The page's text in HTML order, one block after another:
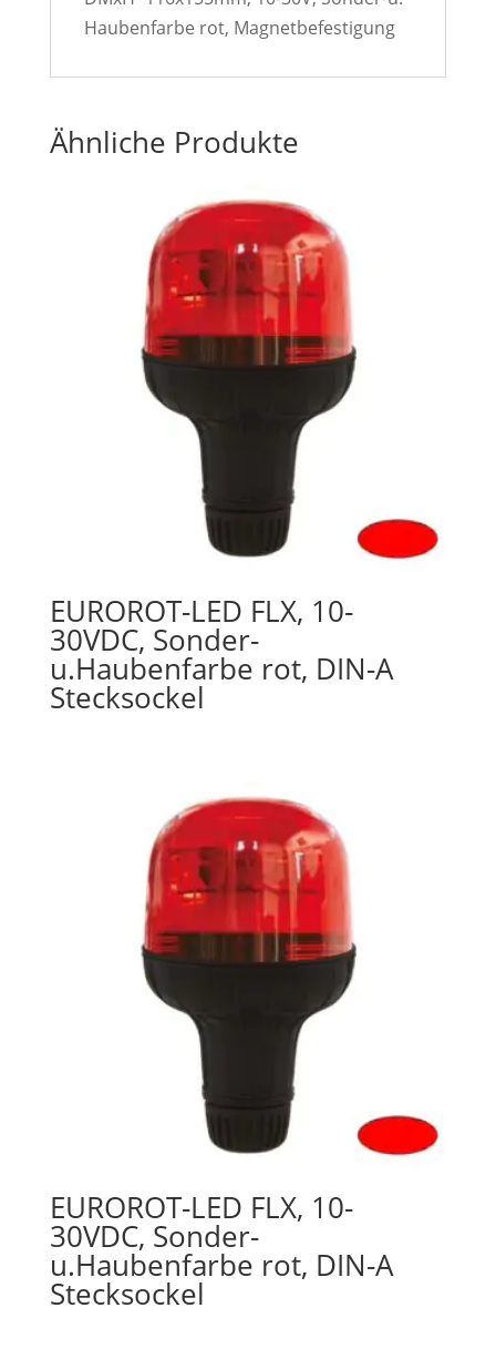
Haubenfarbe rot, Magnetbefestigung
Ähnliche Produkte
EUROROT-LED FLX, 10-
30VDC, Sonder-
u.Haubenfarbe rot, DIN-A
Stecksockel
EUROROT-LED FLX, 10-
30VDC, Sonder-
u.Haubenfarbe rot, DIN-A
Stecksockel